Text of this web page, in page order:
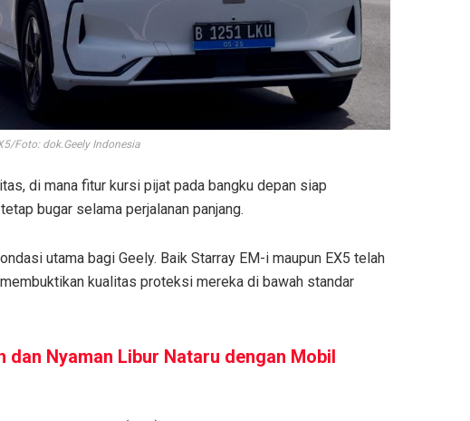
Foto: dok.Geely Indonesia
di mana fitur kursi pijat pada bangku depan siap
bugar selama perjalanan panjang.
utama bagi Geely. Baik Starray EM-i maupun EX5 telah
kualitas proteksi mereka di bawah standar
dan Nyaman Libur Nataru dengan Mobil